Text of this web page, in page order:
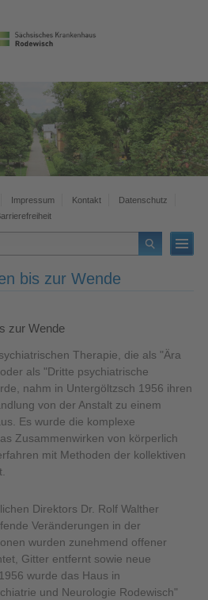
Impressum Kontakt
Datenschutz
bis zur Wende
zur Wende
Therapie, die als "Ära
als "Dritte psychiatrische
nahm in Untergöltzsch 1956 ihren
von der Anstalt zu einem
Es wurde die komplexe
Zusammenwirken von körperlich
mit Methoden der kollektiven
Direktors Dr. Rolf Walther
Veränderungen in der
wurden zunehmend offener
Gitter entfernt sowie neue
wurde das Haus in
und Neurologie Rodewisch"